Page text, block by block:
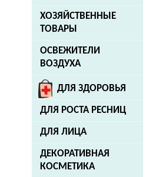
ХОЗЯЙСТВЕННЫЕ
ТОВАРЫ
ОСВЕЖИТЕЛИ
ВОЗДУХА
ДЛЯ ЗДОРОВЬЯ
ДЛЯ РОСТА РЕСНИЦ
ДЛЯ ЛИЦА
ДЕКОРАТИВНАЯ
КОСМЕТИКА